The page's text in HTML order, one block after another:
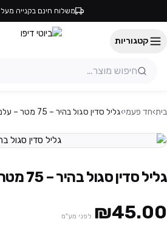
משלוח חינם בקנייה מעל ₪300
קטגוריות
בית›חד פעמי›גליל סדין סגול בהיר – 75 מטר – עלמה
גליל סדין סגול בהיר – 75 מטר – עלמה
₪45.00 לפני מע"מ